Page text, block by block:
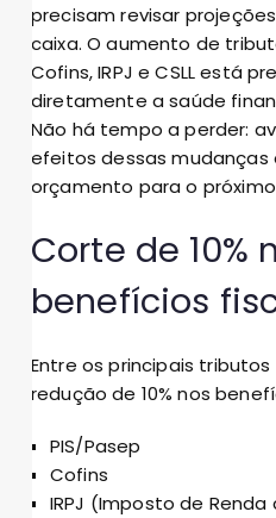
precisam revisar
caixa. O aumento de
Cofins, IRPJ e CSLL está
diretamente a saúde
Não há tempo a perder:
efeitos dessas mudanças
orçamento para o
Corte de 10%
benefícios
Entre os principais
redução de 10% nos
PIS/Pasep
Cofins
IRPJ (Imposto de